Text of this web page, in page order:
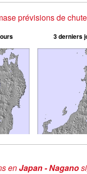
prévisions de
3 derniers
enJapan - Nagano